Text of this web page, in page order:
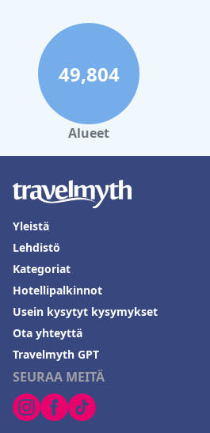
49,804
Alueet
SEURAA MEITÄ
Yleistä
Lehdistö
Kategoriat
Hotellipalkinnot
Usein kysytyt kysymykset
Ota yhteyttä
Travelmyth GPT